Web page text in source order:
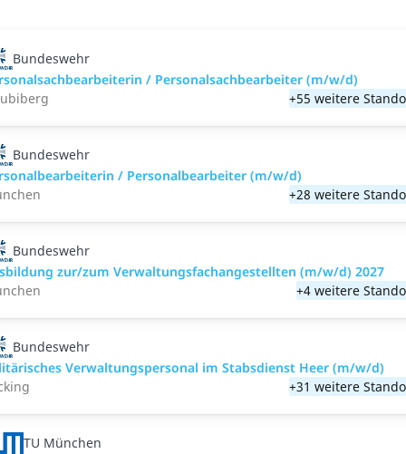
Bundeswehr
/ Personalsachbearbeiter (m/w/d)
+55 weitere
Bundeswehr
/ Personalbearbeiter (m/w/d)
+28 weitere
Bundeswehr
zur/zum Verwaltungsfachangestellten (m/w/d) 2027
+4 weitere
Bundeswehr
Verwaltungspersonal im Stabsdienst Heer (m/w/d)
+31 weitere
TU München